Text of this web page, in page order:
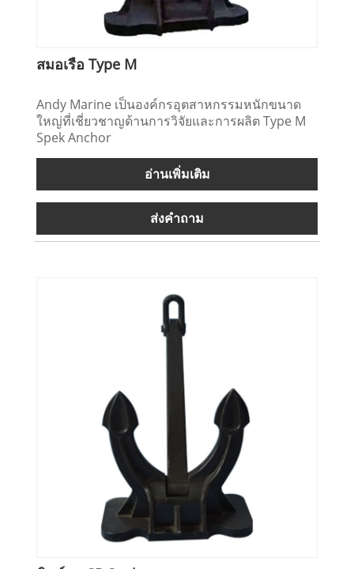
สมอเรือ Type M
Andy Marine เป็นองค์กรอุตสาหกรรมหนักขนาด
ใหญ่ที่เชี่ยวชาญด้านการวิจัยและการผลิต Type M
Spek Anchor
อ่านเพิ่มเติม
ส่งคำถาม